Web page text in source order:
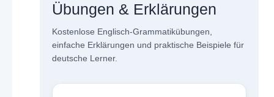
Übungen & Erklärungen
Kostenlose Englisch-Grammatikübungen,
einfache Erklärungen und praktische Beispiele für
deutsche Lerner.